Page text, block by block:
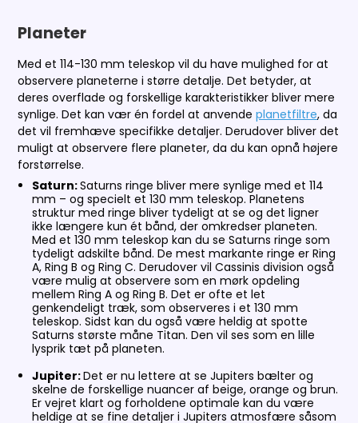
Planeter
Med et 114-130 mm teleskop vil du have mulighed for at
observere planeterne i større detalje. Det betyder, at
deres overflade og forskellige karakteristikker bliver mere
synlige. Det kan vær én fordel at anvendeplanetfiltre, da
det vil fremhæve specifikke detaljer. Derudover bliver det
muligt at observere flere planeter, da du kan opnå højere
forstørrelse.
Saturn:Saturns ringe bliver mere synlige med et 114
mm – og specielt et 130 mm teleskop. Planetens
struktur med ringe bliver tydeligt at se og det ligner
ikke længere kun ét bånd, der omkredser planeten.
Med et 130 mm teleskop kan du se Saturns ringe som
tydeligt adskilte bånd. De mest markante ringe er Ring
A, Ring B og Ring C. Derudover vil Cassinis division også
være mulig at observere som en mørk opdeling
mellem Ring A og Ring B. Det er ofte et let
genkendeligt træk, som observeres i et 130 mm
teleskop. Sidst kan du også være heldig at spotte
Saturns største måne Titan. Den vil ses som en lille
lysprik tæt på planeten.
Jupiter:Det er nu lettere at se Jupiters bælter og
skelne de forskellige nuancer af beige, orange og brun.
Er vejret klart og forholdene optimale kan du være
heldige at se fine detaljer i Jupiters atmosfære såsom